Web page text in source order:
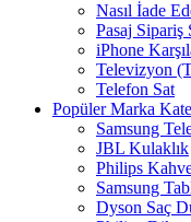
Nasıl İade
Pasaj Sipariş
iPhone
Televizyon
Telefon Sat
Popüler Marka
Samsung
JBL Kulaklık
Philips
Samsung
Dyson Saç